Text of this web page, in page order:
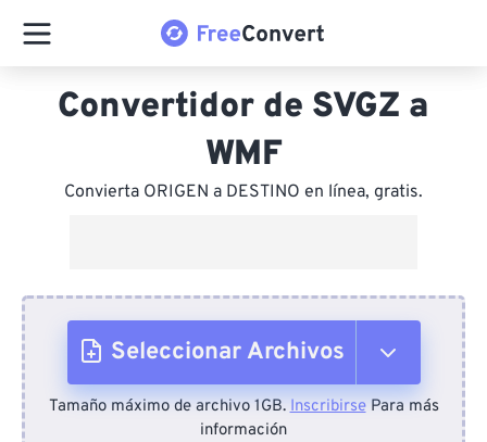
Convertidor de SVGZ a
WMF
Convierta ORIGEN a DESTINO en línea, gratis.
Seleccionar Archivos
Desde el dispositivo
Tamaño máximo de archivo 1GB.InscribirsePara más
información